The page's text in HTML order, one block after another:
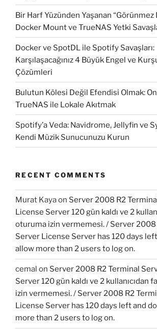
Bir Harf Yüzünden Yaşanan “Görünmez
Docker Mount ve TrueNAS Yetki
Docker ve SpotDL ile Spotify Savaşları:
Karşılaşacağınız 4 Büyük Engel ve
Çözümleri
Bulutun Kölesi Değil Efendisi Olmak:
TrueNAS ile Lokale Akıtmak
Spotify’a Veda: Navidrome, Jellyfin ve
Kendi Müzik Sunucunuzu Kurun
RECENT COMMENTS
Murat Kayaon Server 2008 R2
License Server 120 gün kaldı ve 2
oturuma izin vermemesi. / Server 2008
Server License Server has 120 days
allow more than 2 users to log on.
cemal on Server 2008 R2 Terminal
Server 120 gün kaldı ve 2 kullanıcıdan
izin vermemesi. / Server 2008 R2
License Server has 120 days left and
more than 2 users to log on.